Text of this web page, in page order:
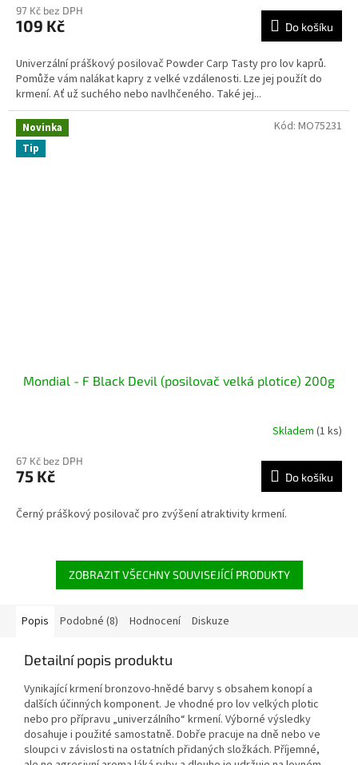
97 Kč bez DPH
109 Kč Do košíku
Univerzální práškový posilovač Powder Carp Tasty pro lov kaprů.
Pomůže vám nalákat kapry z velké vzdálenosti. Lze jej použít do
krmení. Ať už suchého nebo navlhčeného. Také jej...
Novinka
Tip
Mondial - F Black Devil (posilovač velká plotice) 200g
Skladem (1 ks)
67 Kč bez DPH
75 Kč Do košíku
Černý práškový posilovač pro zvýšení atraktivity krmení.
Kód: MO75231
ZOBRAZIT VŠECHNY SOUVISEJÍCÍ PRODUKTY
Popis Podobné (8) Hodnocení Diskuze
Detailní popis produktu
Vynikající krmení bronzovo-hnědé barvy s obsahem konopí a
dalších účinných komponent. Je vhodné pro lov velkých plotic
nebo pro přípravu „univerzálního“ krmení. Výborné výsledky
dosahuje i použité samostatně. Dobře pracuje na dně nebo ve
sloupci v závislosti na ostatních přidaných složkách. Příjemné,